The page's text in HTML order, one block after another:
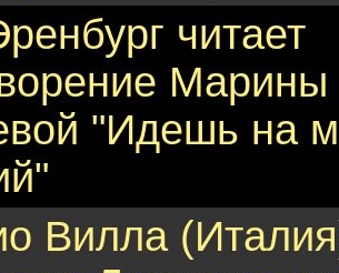
читает
Марины
"Идешь на
Вилла